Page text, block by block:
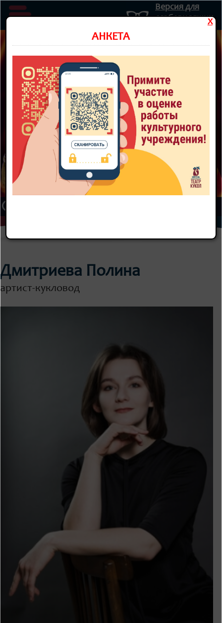
Версия для
слабовидящих
Министерство культуры Новосибирской области
НОВОСИБИРСКИЙ ОБЛАСТНОЙ
ТЕАТР КУКОЛ
8 800 300-49-10
93 театральный сезон
Дмитриева Полина
артист-кукловод
X
АНКЕТА